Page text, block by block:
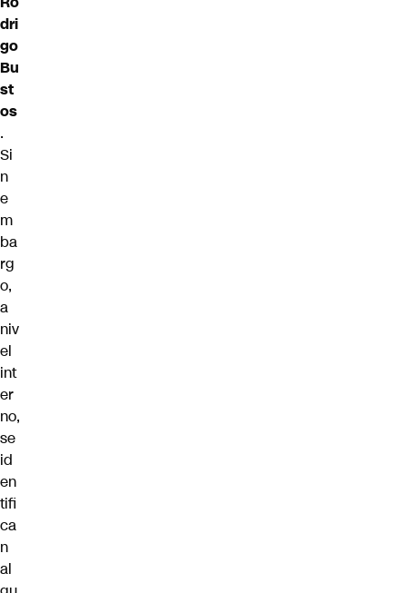
dri
go
Bu
st
os
.
Si
n
e
m
ba
rg
o,
a
niv
el
int
er
no,
se
id
en
tifi
ca
n
al